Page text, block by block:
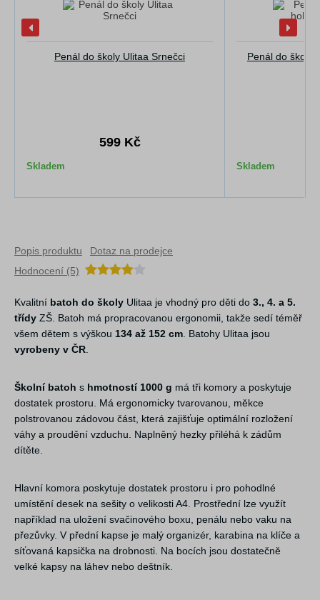
Penál do školy Ulitaa Srnečci
599 Kč
Skladem
Penál do školy
Skladem
Popis produktu
Dotaz na prodejce
Hodnocení (5)
Kvalitní batoh do školy Ulitaa je vhodný pro děti do 3., 4. a 5.
třídy ZŠ. Batoh má propracovanou ergonomii, takže sedí téměř
všem dětem s výškou 134 až 152 cm. Batohy Ulitaa jsou
vyrobeny v ČR.
Školní batoh s hmotností 1000 g má tři komory a poskytuje
dostatek prostoru. Má ergonomicky tvarovanou, měkce
polstrovanou zádovou část, která zajišťuje optimální rozložení
váhy a proudění vzduchu. Naplněný hezky přiléhá k zádům
dítěte.
Hlavní komora poskytuje dostatek prostoru i pro pohodlné
umístění desek na sešity o velikosti A4. Prostřední lze využít
například na uložení svačinového boxu, penálu nebo vaku na
přezůvky. V přední kapse je malý organizér, karabina na klíče a
síťovaná kapsička na drobnosti. Na bocích jsou dostatečně
velké kapsy na láhev nebo deštník.